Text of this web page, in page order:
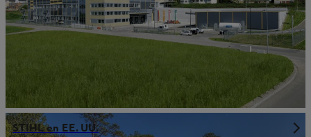
STIHL en EE. UU.